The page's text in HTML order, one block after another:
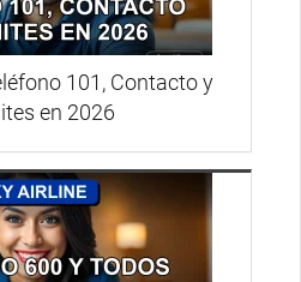
101, Contacto y
en 2026